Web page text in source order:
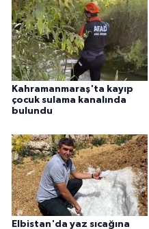
Kahramanmaraş'ta kayıp
çocuk sulama kanalında
bulundu
Elbistan'da yaz sıcağına